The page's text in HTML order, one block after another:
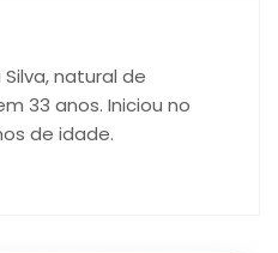
natural de
33 anos. Iniciou no
de idade.